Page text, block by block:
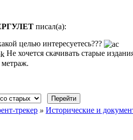
писал(а):
целью интересуетесь???
Не хочется скачивать старые
метраж.
трекер » Исторические и